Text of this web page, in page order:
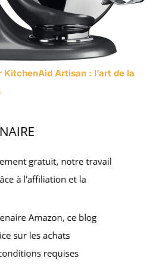
Artisan : l’art de la